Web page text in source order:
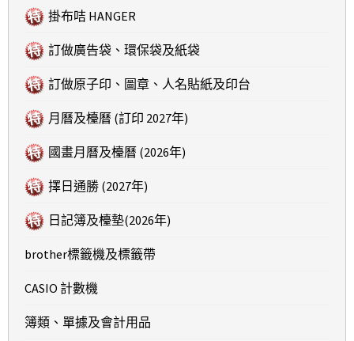
掛布咭 HANGER
訂做廣告袋、環保袋及紙袋
訂做原子印、圖章、人名貼紙及印台
月曆及檯曆 (訂印 2027年)
國畫月曆及檯曆 (2026年)
擇日通勝 (2027年)
日記簿及檯墊(2026年)
brother標籤機及標籤帶
CASIO 計數機
簿類、單據及會計用品